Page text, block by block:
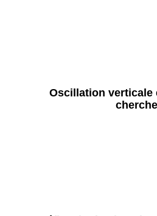
Oscillation verticale